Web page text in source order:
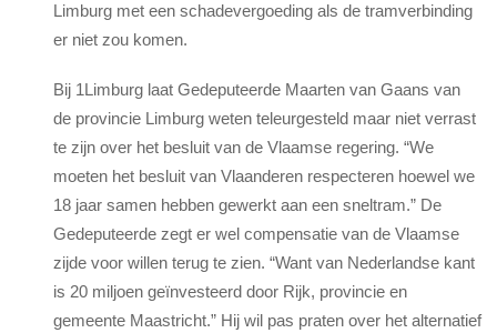
Limburg met een schadevergoeding als de tramverbinding
er niet zou komen.
Bij 1Limburg laat Gedeputeerde Maarten van Gaans van
de provincie Limburg weten teleurgesteld maar niet verrast
te zijn over het besluit van de Vlaamse regering. “We
moeten het besluit van Vlaanderen respecteren hoewel we
18 jaar samen hebben gewerkt aan een sneltram.” De
Gedeputeerde zegt er wel compensatie van de Vlaamse
zijde voor willen terug te zien. “Want van Nederlandse kant
is 20 miljoen geïnvesteerd door Rijk, provincie en
gemeente Maastricht.” Hij wil pas praten over het alternatief